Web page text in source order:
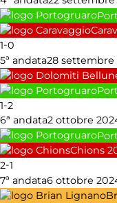
1-0
5ª andata28 settembre
1-2
6ª andata2 ottobre
Chions
2-1
7ª andata6 ottobre